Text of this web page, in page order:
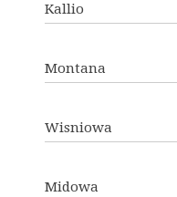
Kallio
Montana
Wisniowa
Midowa